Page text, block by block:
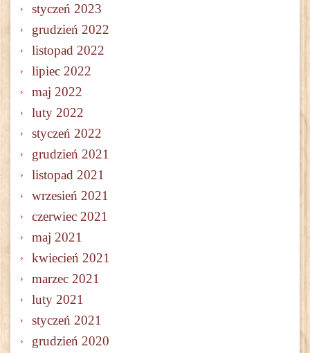
styczeń 2023
grudzień 2022
listopad 2022
lipiec 2022
maj 2022
luty 2022
styczeń 2022
grudzień 2021
listopad 2021
wrzesień 2021
czerwiec 2021
maj 2021
kwiecień 2021
marzec 2021
luty 2021
styczeń 2021
grudzień 2020